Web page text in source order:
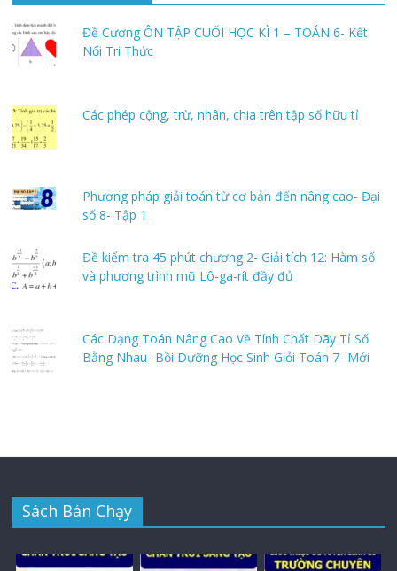
Đề Cương ÔN TẬP CUỐI HỌC KÌ 1 – TOÁN 6- Kết
Nối Tri Thức
Các phép cộng, trừ, nhân, chia trên tập số hữu tỉ
Phương pháp giải toán từ cơ bản đến nâng cao- Đại
số 8- Tập 1
Đề kiểm tra 45 phút chương 2- Giải tích 12: Hàm số
và phương trình mũ Lô-ga-rít đầy đủ
Các Dạng Toán Nâng Cao Về Tính Chất Dãy Tỉ Số
Bằng Nhau- Bồi Dưỡng Học Sinh Giỏi Toán 7- Mới
Sách Bán Chạy